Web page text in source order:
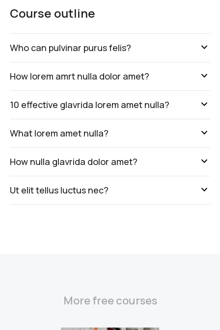
Course outline
Who can pulvinar purus felis?
How lorem amrt nulla dolor amet?
10 effective glavrida lorem amet nulla?
What lorem amet nulla?
How nulla glavrida dolor amet?
Ut elit tellus luctus nec?
More free courses